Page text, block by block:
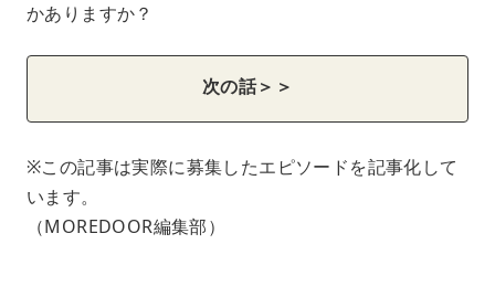
かありますか？
次の話＞＞
※この記事は実際に募集したエピソードを記事化して
います。
（MOREDOOR編集部）